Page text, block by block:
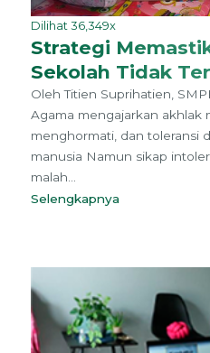
Dilihat 36,349x
Strategi
Sekolah Tidak
Oleh Titien Suprihatien,
Agama mengajarkan akhlak
menghormati, dan toleransi
manusia Namun sikap
malah...
Selengkapnya